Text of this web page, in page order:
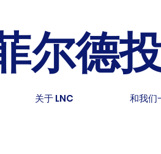
尔德
关于 LNC 和我们